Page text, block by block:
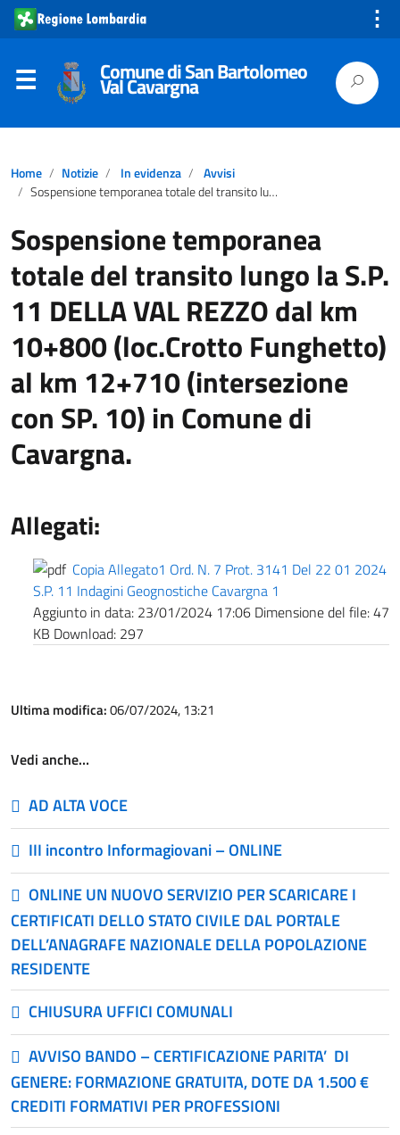
⋮
Comune di San Bartolomeo
Val Cavargna
Home Notizie In evidenza
Avvisi
Sospensione temporanea totale del transito lungo la S.P. 11 DELLA VAL REZZO dal km 10+800 (loc.Crotto Funghetto) al km 12+710 (intersezione con SP. 10) in Comune di Cavargna.
Sospensione temporanea
totale del transito lungo la S.P.
11 DELLA VAL REZZO dal km
10+800 (loc.Crotto Funghetto)
al km 12+710 (intersezione
con SP. 10) in Comune di
Cavargna.
Allegati:
Copia Allegato1 Ord. N. 7 Prot. 3141 Del 22 01 2024
S.P. 11 Indagini Geognostiche Cavargna 1
Aggiunto in data: 23/01/2024 17:06 Dimensione del file:47
KB Download: 297
Ultima modifica:06/07/2024, 13:21
Vedi anche…
AD ALTA VOCE
III incontro Informagiovani – ONLINE
ONLINE UN NUOVO SERVIZIO PER SCARICARE I
CERTIFICATI DELLO STATO CIVILE DAL PORTALE
DELL’ANAGRAFE NAZIONALE DELLA POPOLAZIONE
RESIDENTE
CHIUSURA UFFICI COMUNALI
AVVISO BANDO – CERTIFICAZIONE PARITA’ DI
GENERE: FORMAZIONE GRATUITA, DOTE DA 1.500 €
CREDITI FORMATIVI PER PROFESSIONI